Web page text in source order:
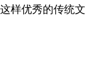
样优秀的传统文